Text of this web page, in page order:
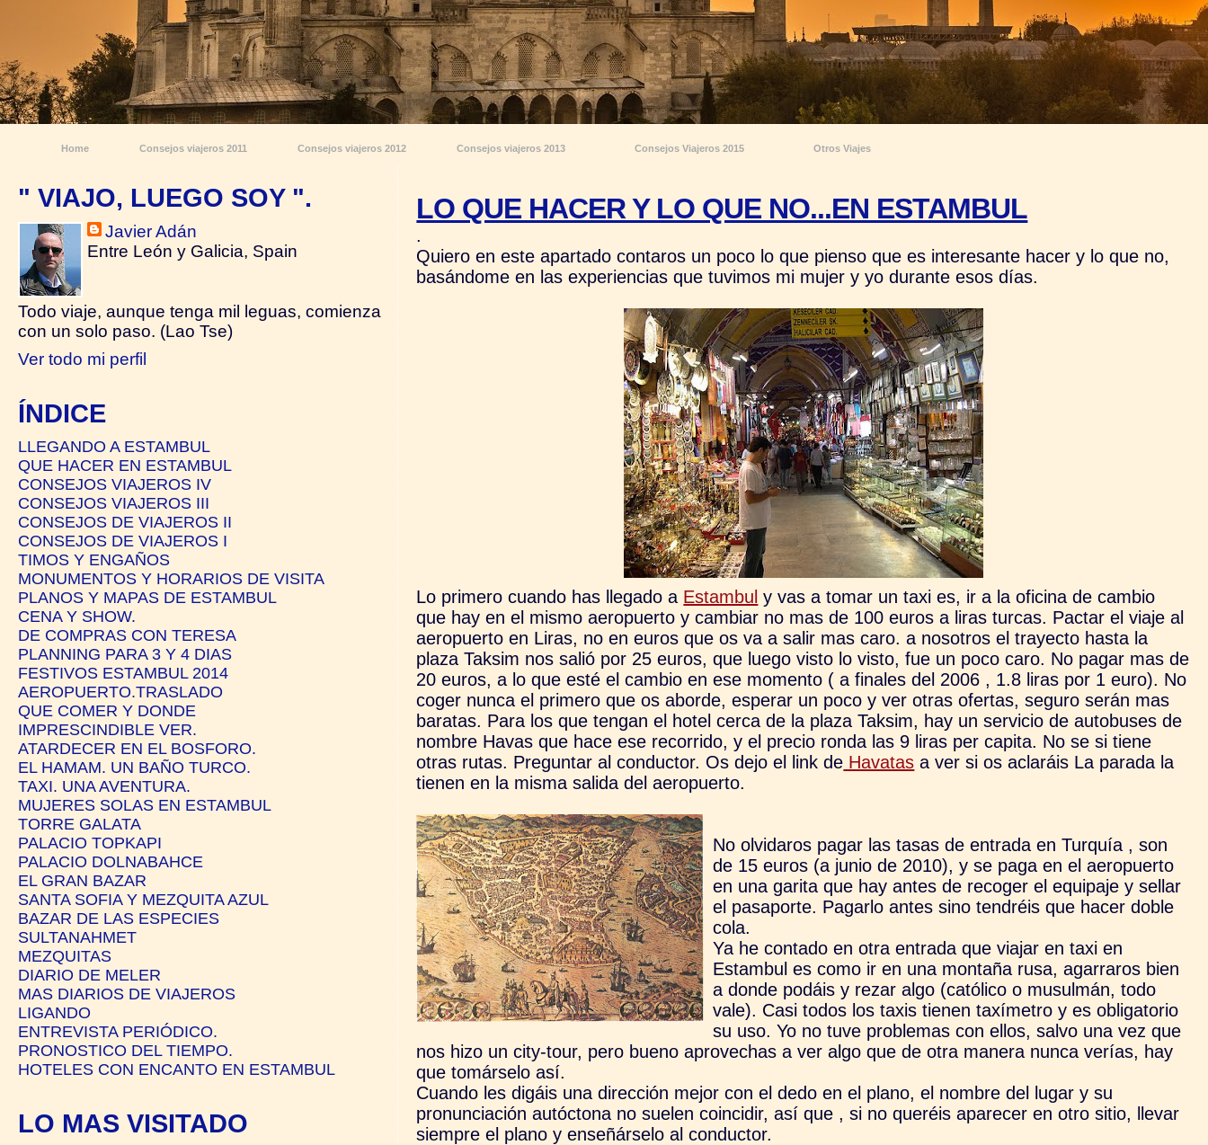
Home Consejos viajeros 2011 Consejos viajeros 2012 Consejos viajeros 2013 Consejos Viajeros 2015 Otros Viajes
LO QUE HACER Y LO QUE NO...EN ESTAMBUL
.
Quiero en este apartado contaros un poco lo que pienso que es interesante hacer y lo que no,
basándome en las experiencias que tuvimos mi mujer y yo durante esos días.
Lo primero cuando has llegado a Estambul y vas a tomar un taxi es, ir a la oficina de cambio
que hay en el mismo aeropuerto y cambiar no mas de 100 euros a liras turcas. Pactar el viaje al
aeropuerto en Liras, no en euros que os va a salir mas caro. a nosotros el trayecto hasta la
plaza Taksim nos salió por 25 euros, que luego visto lo visto, fue un poco caro. No pagar mas de
20 euros, a lo que esté el cambio en ese momento ( a finales del 2006 , 1.8 liras por 1 euro). No
coger nunca el primero que os aborde, esperar un poco y ver otras ofertas, seguro serán mas
baratas. Para los que tengan el hotel cerca de la plaza Taksim, hay un servicio de autobuses de
nombre Havas que hace ese recorrido, y el precio ronda las 9 liras per capita. No se si tiene
otras rutas. Preguntar al conductor. Os dejo el link de Havatas a ver si os aclaráis La parada la
tienen en la misma salida del aeropuerto.
No olvidaros pagar las tasas de entrada en Turquía , son
de 15 euros (a junio de 2010), y se paga en el aeropuerto
en una garita que hay antes de recoger el equipaje y sellar
el pasaporte. Pagarlo antes sino tendréis que hacer doble
cola.
Ya he contado en otra entrada que viajar en taxi en
Estambul es como ir en una montaña rusa, agarraros bien
a donde podáis y rezar algo (católico o musulmán, todo
vale). Casi todos los taxis tienen taxímetro y es obligatorio
su uso. Yo no tuve problemas con ellos, salvo una vez que
nos hizo un city-tour, pero bueno aprovechas a ver algo que de otra manera nunca verías, hay
que tomárselo así.
Cuando les digáis una dirección mejor con el dedo en el plano, el nombre del lugar y su
pronunciación autóctona no suelen coincidir, así que , si no queréis aparecer en otro sitio, llevar
siempre el plano y enseñárselo al conductor.
" VIAJO, LUEGO SOY ".
Javier Adán
Entre León y Galicia, Spain
Todo viaje, aunque tenga mil leguas, comienza
con un solo paso. (Lao Tse)
Ver todo mi perfil
ÍNDICE
LLEGANDO A ESTAMBUL
QUE HACER EN ESTAMBUL
CONSEJOS VIAJEROS IV
CONSEJOS VIAJEROS III
CONSEJOS DE VIAJEROS II
CONSEJOS DE VIAJEROS I
TIMOS Y ENGAÑOS
MONUMENTOS Y HORARIOS DE VISITA
PLANOS Y MAPAS DE ESTAMBUL
CENA Y SHOW.
DE COMPRAS CON TERESA
PLANNING PARA 3 Y 4 DIAS
FESTIVOS ESTAMBUL 2014
AEROPUERTO.TRASLADO
QUE COMER Y DONDE
IMPRESCINDIBLE VER.
ATARDECER EN EL BOSFORO.
EL HAMAM. UN BAÑO TURCO.
TAXI. UNA AVENTURA.
MUJERES SOLAS EN ESTAMBUL
TORRE GALATA
PALACIO TOPKAPI
PALACIO DOLNABAHCE
EL GRAN BAZAR
SANTA SOFIA Y MEZQUITA AZUL
BAZAR DE LAS ESPECIES
SULTANAHMET
MEZQUITAS
DIARIO DE MELER
MAS DIARIOS DE VIAJEROS
LIGANDO
ENTREVISTA PERIÓDICO.
PRONOSTICO DEL TIEMPO.
HOTELES CON ENCANTO EN ESTAMBUL
LO MAS VISITADO